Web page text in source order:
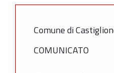
Comune di
COMUNICATO